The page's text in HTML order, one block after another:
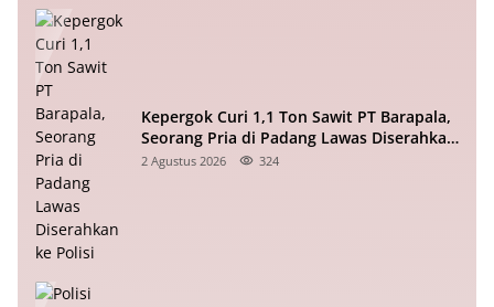
Kepergok Curi 1,1 Ton Sawit PT Barapala,
Seorang Pria di Padang Lawas Diserahkan
ke Polisi
2 Agustus 2026 324